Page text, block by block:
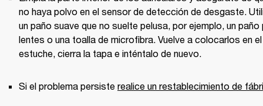
no haya polvo en el sensor de detección de desgaste.
un paño suave que no suelte pelusa, por ejemplo, un paño
lentes o una toalla de microfibra. Vuelve a colocarlos en el
estuche, cierra la tapa e inténtalo de nuevo.
Si el problema persiste realice un restablecimiento de